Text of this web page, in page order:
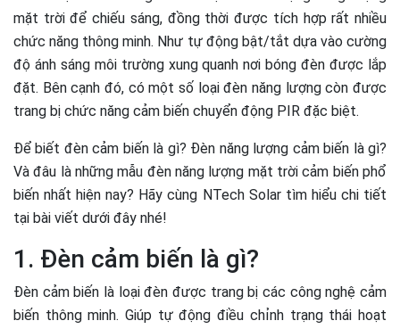
mặt trời để chiếu sáng, đồng thời được tích hợp rất nhiều
chức năng thông minh. Như tự động bật/tắt dựa vào cường
độ ánh sáng môi trường xung quanh nơi bóng đèn được lắp
đặt. Bên cạnh đó, có một số loại đèn năng lượng còn được
trang bị chức năng cảm biến chuyển động PIR đặc biệt.
Để biết đèn cảm biến là gì? Đèn năng lượng cảm biến là gì?
Và đâu là những mẫu đèn năng lượng mặt trời cảm biến phổ
biến nhất hiện nay? Hãy cùng NTech Solar tìm hiểu chi tiết
tại bài viết dưới đây nhé!
1. Đèn cảm biến là gì?
Đèn cảm biến là loại đèn được trang bị các công nghệ cảm
biến thông minh. Giúp tự động điều chỉnh trạng thái hoạt